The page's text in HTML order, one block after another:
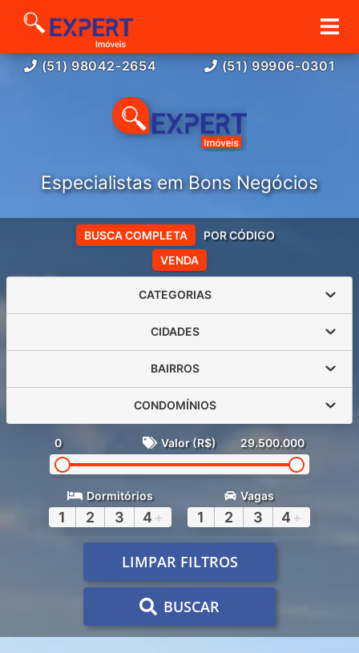
(51) 98042-2654 (51) 99906-0301
Especialistas em Bons Negócios
VENDA
BUSCA COMPLETA POR CÓDIGO
CATEGORIAS
CIDADES
BAIRROS
CONDOMÍNIOS
0 Valor (R$) 29.500.000
Dormitórios
1 2 3 4 +
Vagas
1 2 3 4 +
LIMPAR FILTROS
BUSCAR